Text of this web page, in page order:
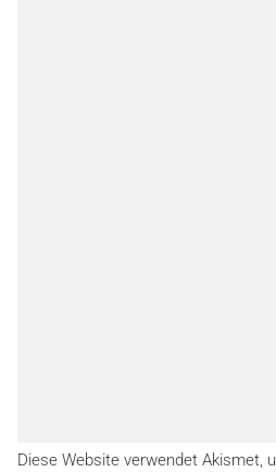
Diese Website verwendet Akismet,